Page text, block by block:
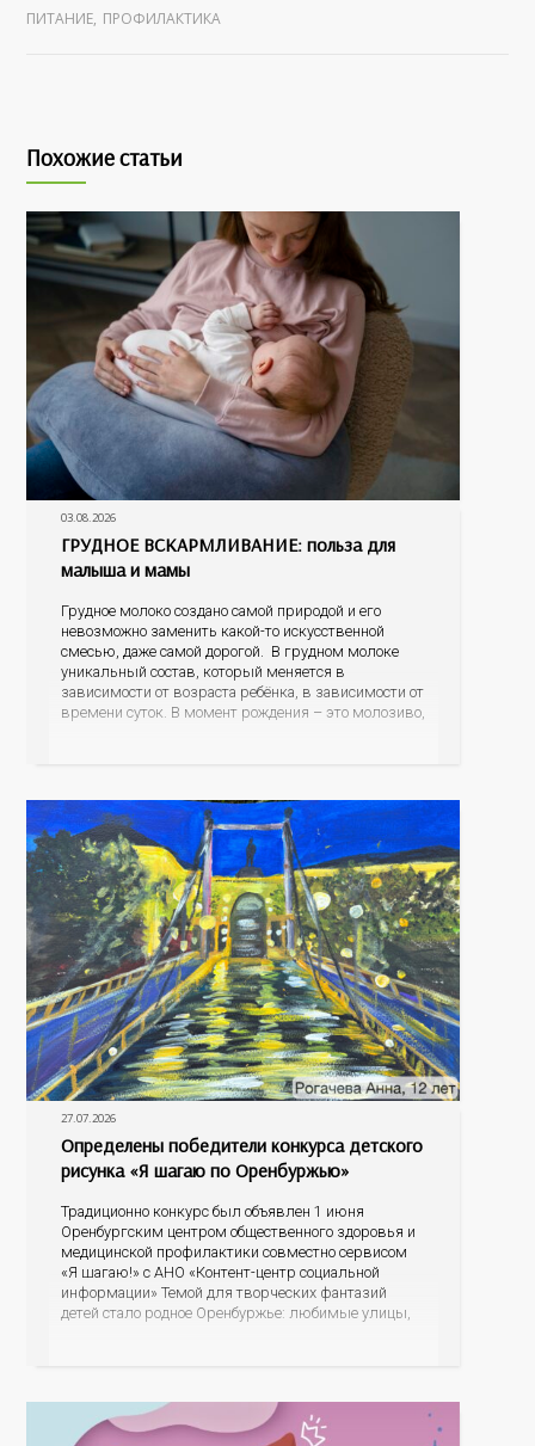
ПИТАНИЕ, ПРОФИЛАКТИКА
Похожие статьи
03.08.2026
ГРУДНОЕ ВСКАРМЛИВАНИЕ: польза для
малыша и мамы
Грудное молоко создано самой природой и его
невозможно заменить какой-то искусственной
смесью, даже самой дорогой. В грудном молоке
уникальный состав, который меняется в
зависимости от возраста ребёнка, в зависимости от
времени суток. В момент рождения – это молозиво,
27.07.2026
Определены победители конкурса детского
рисунка «Я шагаю по Оренбуржью»
Традиционно конкурс был объявлен 1 июня
Оренбургским центром общественного здоровья и
медицинской профилактики совместно сервисом
«Я шагаю!» с АНО «Контент-центр социальной
информации» Темой для творческих фантазий
детей стало родное Оренбуржье: любимые улицы,